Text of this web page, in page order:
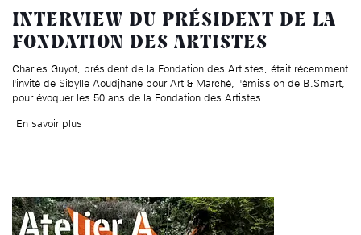
INTERVIEW DU PRÉSIDENT DE LA
FONDATION DES ARTISTES
Charles Guyot, président de la Fondation des Artistes, était récemment
l'invité de Sibylle Aoudjhane pour Art & Marché, l'émission de B.Smart,
pour évoquer les 50 ans de la Fondation des Artistes.
En savoir plus
Maison nationale
des artistes(EHPAD) Accueil
Rotonde Balzac de l’Hôtel
Salomon de Rothschild
Jardin public de l’Hôtel